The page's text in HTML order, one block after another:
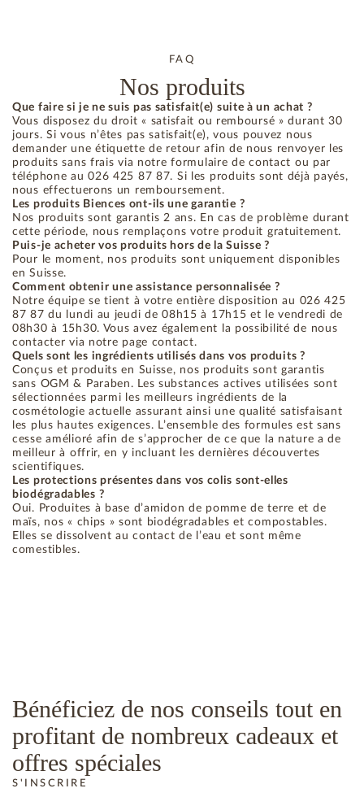
FAQ
Nos produits
Que faire si je ne suis pas satisfait(e) suite à un achat ?
Vous disposez du droit « satisfait ou remboursé » durant 30
jours. Si vous n’êtes pas satisfait(e), vous pouvez nous
demander une étiquette de retour afin de nous renvoyer les
produits sans frais via notre formulaire de contact ou par
téléphone au 026 425 87 87. Si les produits sont déjà payés,
nous effectuerons un remboursement.
Les produits Biences ont-ils une garantie ?
Nos produits sont garantis 2 ans. En cas de problème durant
cette période, nous remplaçons votre produit gratuitement.
Puis-je acheter vos produits hors de la Suisse ?
Pour le moment, nos produits sont uniquement disponibles
en Suisse.
Comment obtenir une assistance personnalisée ?
Notre équipe se tient à votre entière disposition au 026 425
87 87 du lundi au jeudi de 08h15 à 17h15 et le vendredi de
08h30 à 15h30. Vous avez également la possibilité de nous
contacter via notre page contact.
Quels sont les ingrédients utilisés dans vos produits ?
Conçus et produits en Suisse, nos produits sont garantis
sans OGM & Paraben. Les substances actives utilisées sont
sélectionnées parmi les meilleurs ingrédients de la
cosmétologie actuelle assurant ainsi une qualité satisfaisant
les plus hautes exigences. L’ensemble des formules est sans
cesse amélioré afin de s’approcher de ce que la nature a de
meilleur à offrir, en y incluant les dernières découvertes
scientifiques.
Les protections présentes dans vos colis sont-elles
biodégradables ?
Oui. Produites à base d’amidon de pomme de terre et de
maïs, nos « chips » sont biodégradables et compostables.
Elles se dissolvent au contact de l’eau et sont même
comestibles.
Bénéficiez de nos conseils tout en
profitant de nombreux cadeaux et
offres spéciales
S'INSCRIRE